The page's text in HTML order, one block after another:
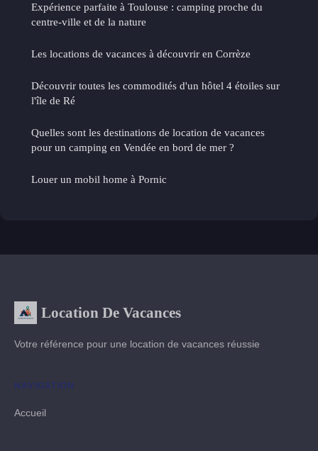
Expérience parfaite à Toulouse : camping proche du
centre-ville et de la nature
Les locations de vacances à découvrir en Corrèze
Découvrir toutes les commodités d'un hôtel 4 étoiles sur
l'île de Ré
Quelles sont les destinations de location de vacances
pour un camping en Vendée en bord de mer ?
Louer un mobil home à Pornic
Location De Vacances
Votre référence pour une location de vacances réussie
NAVIGATION
Accueil